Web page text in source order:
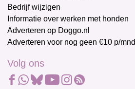
Bedrijf wijzigen
Informatie over werken met honden
Adverteren op Doggo.nl
Adverteren voor nog geen €10 p/mnd
Volg ons